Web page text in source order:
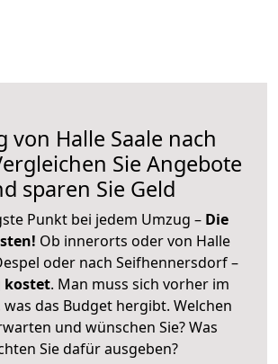
von Halle Saale nach
Sie Angebote
sparen Sie Geld
Punkt bei jedem Umzug – Die
Ob innerorts oder von Halle
oder nach Seifhennersdorf –
kostet. Man muss sich vorher im
was das Budget hergibt. Welchen
und wünschen Sie? Was
Sie dafür ausgeben?